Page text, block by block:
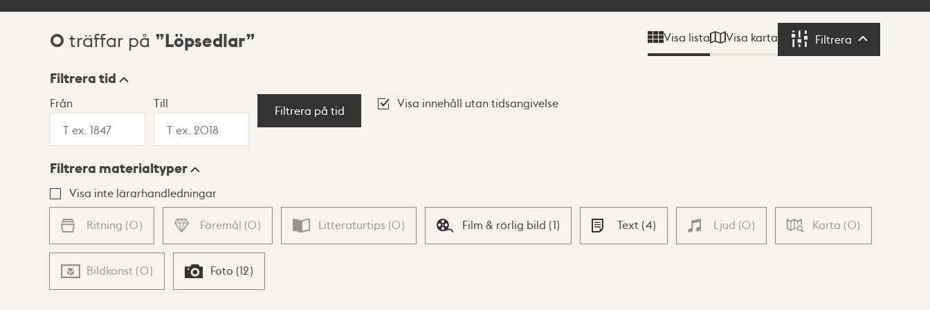
Sökresultat
0 träffar på Löpsedlar Visa lista Visa karta Filtrera Filtrera
Visningsläge
Lista Karta
Filtrera tid
Från Till
Filtrera på tid
Visa innehåll utan tidsangivelse
Filtrera materialtyper
Visa inte lärarhandledningar
Ritning (0) Föremål (0) Litteraturtips (0) Film & rörlig bild (1) Text (4) Ljud (0) Karta (0)
Bildkonst (0) Foto (12)